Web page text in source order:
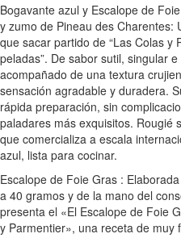
Bogavante azul y Escalope de
y zumo de Pineau des Charentes:
que sacar partido de “Las Colas y
peladas”. De sabor sutil, singular
acompañado de una textura
sensación agradable y duradera.
rápida preparación, sin
paladares más exquisitos. Rougié
que comercializa a escala
azul, lista para cocinar.
Escalope de Foie Gras :
a 40 gramos y de la mano del
presenta el «El Escalope de Foie
y Parmentier», una receta de muy